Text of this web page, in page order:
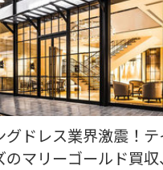
グドレス業界激震！
のマリーゴールド買